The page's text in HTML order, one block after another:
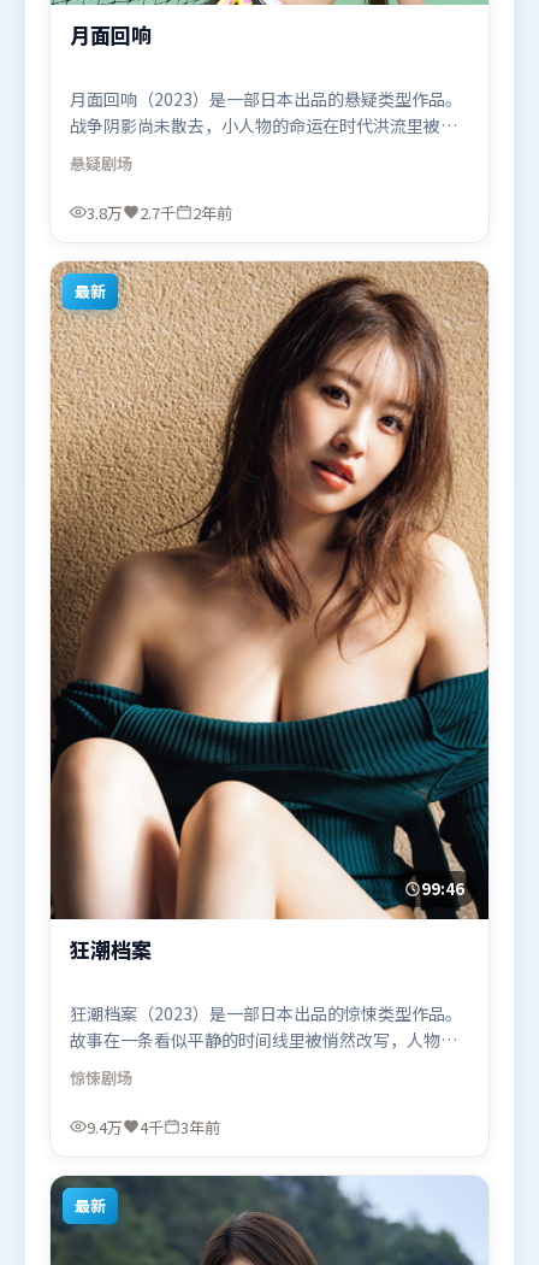
月面回响
月面回响（2023）是一部日本出品的悬疑类型作品。
战争阴影尚未散去，小人物的命运在时代洪流里被轻
轻托起又放下。动作场面设计讲究空间与节奏，文戏
部分同样扎实耐嚼。由陈思诚执导，廖凡、黄渤、弗
洛伦丝·皮尤，秦海璐等联袂出演。影片于2023年9
题材的观众观看。
悬疑剧场
3.8万 2.7千 2年前
最新
99:46
狂潮档案
狂潮档案（2023）是一部日本出品的惊悚类型作品。
故事在一条看似平静的时间线里被悄然改写，人物被
迫直面过去与现在的撕裂。视听风格统一而富有实验
感，配乐与画面情绪贴合。由丹尼斯·维伦纽瓦执
导，李政宰、奥卡菲娜、阿米尔·汗，杨幂、白宇等
区首映上线，适合喜欢惊悚题材的观众观看。
惊悚剧场
9.4万 4千 3年前
最新